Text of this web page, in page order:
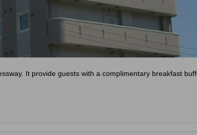
It provide guests with a complimentary breakfast